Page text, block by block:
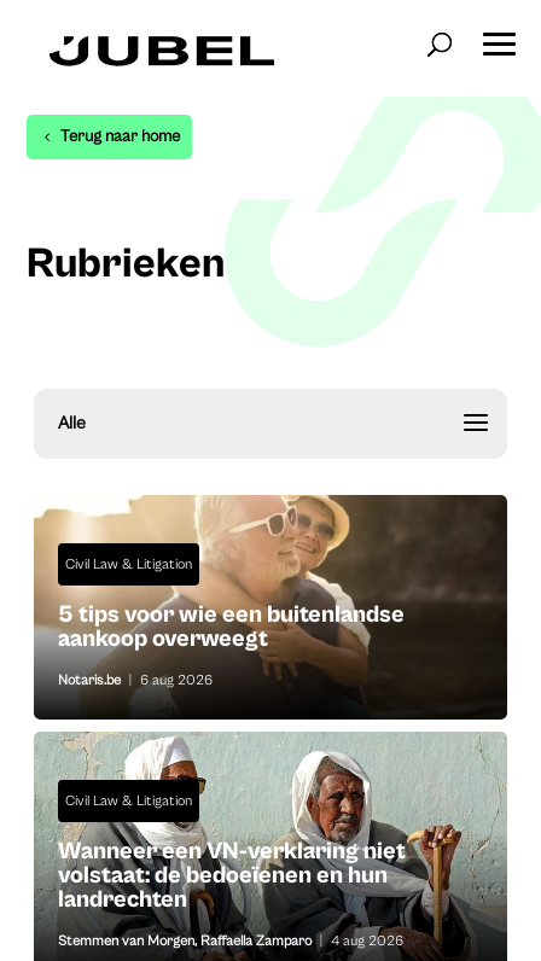
Terug naar home
Rubrieken
Alle
Civil Law & Litigation
5 tips voor wie een buitenlandse
aankoop overweegt
Notaris.be 6 aug 2026
Civil Law & Litigation
Wanneer een VN-verklaring niet
volstaat: de bedoeïenen en hun
landrechten
Stemmen van Morgen, Raffaella Zamparo | 4 aug 2026